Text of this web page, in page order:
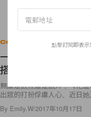
Celebrities
一個下午轉換 3 個
搭，每一款都讓人留
無論是戲裡還是戲外，《花
出眾的打扮俘虜人心。近日
By Emily.W/2017年10月17日
點擊訂閱即表